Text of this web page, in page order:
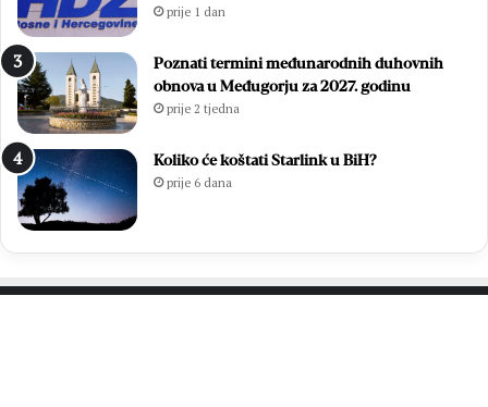
prije 1 dan
Poznati termini međunarodnih duhovnih
obnova u Međugorju za 2027. godinu
prije 2 tjedna
Koliko će koštati Starlink u BiH?
prije 6 dana